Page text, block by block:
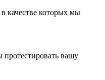
качестве которых мы
протестировать вашу